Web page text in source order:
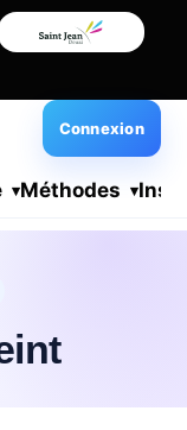
Méthodes
Connexion